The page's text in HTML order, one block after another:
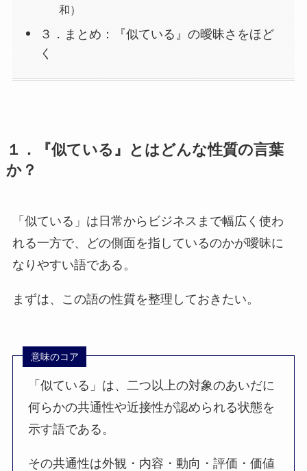
和）
３．まとめ：『似ている』の曖昧さをほど
く
１．『似ている』とはどんな性質の言葉
か？
「似ている」は日常からビジネスまで幅広く使わ
れる一方で、どの側面を指しているのかが曖昧に
なりやすい語である。
まずは、この語の性質を整理しておきたい。
意味のコア
「似ている」は、二つ以上の対象のあいだに
何らかの共通性や近接性が認められる状態を
示す語である。
その共通性は外観・内容・動向・評価・価値